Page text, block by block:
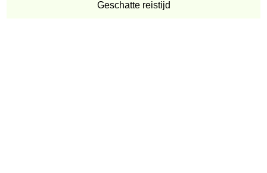
Geschatte reistijd